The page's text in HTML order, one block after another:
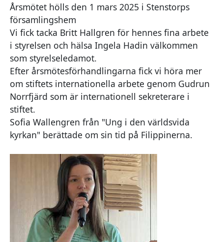
Årsmötet hölls den 1 mars 2025 i Stenstorps
församlingshem
Vi fick tacka Britt Hallgren för hennes fina arbete
i styrelsen och hälsa Ingela Hadin välkommen
som styrelseledamot.
Efter årsmötesförhandlingarna fick vi höra mer
om stiftets internationella arbete genom Gudrun
Norrfjärd som är internationell sekreterare i
stiftet.
Sofia Wallengren från "Ung i den världsvida
kyrkan" berättade om sin tid på Filippinerna.